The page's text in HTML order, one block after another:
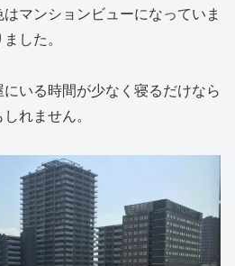
マンションビューになっていま
した。
いる時間が少なく寝るだけなら
れません。